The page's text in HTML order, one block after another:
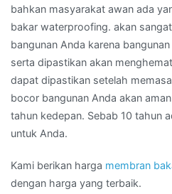
bahkan masyarakat awan ada
bakar waterproofing. akan
bangunan Anda karena
serta dipastikan akan
dapat dipastikan setelah
bocor bangunan Anda akan
tahun kedepan. Sebab 10 tahun
untuk Anda.
Kami berikan harga membran
dengan harga yang terbaik.